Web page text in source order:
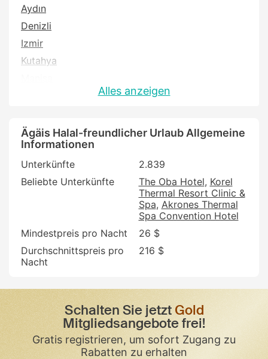
Aydın
Denizli
Izmir
Kutahya
Alles anzeigen
Ägäis Halal-freundlicher Urlaub Allgemeine
Informationen
Unterkünfte
2.839
Beliebte Unterkünfte
The Oba Hotel Korel
Thermal Resort Clinic &
Spa Akrones Thermal
Spa Convention Hotel
Mindestpreis pro Nacht
26 $
Durchschnittspreis pro
Nacht
216 $
Schalten Sie jetzt Gold
Mitgliedsangebote frei!
Gratis registrieren, um sofort Zugang zu
Rabatten zu erhalten